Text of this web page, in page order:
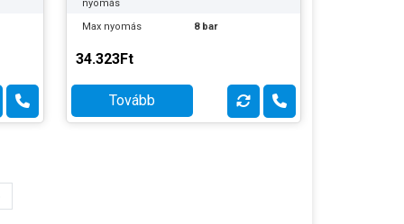
nyomás
Max nyomás
8 bar
Termék súlya:
Garancia:
2 év
34.323Ft
Tovább